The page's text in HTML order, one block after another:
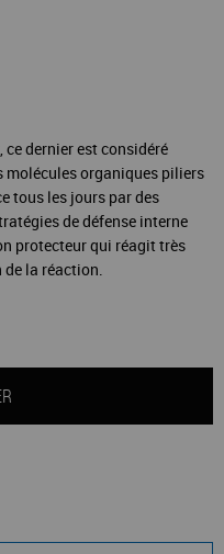
dernier est considéré
molécules organiques piliers
tous les jours par des
de défense interne
protecteur qui réagit très
la réaction.